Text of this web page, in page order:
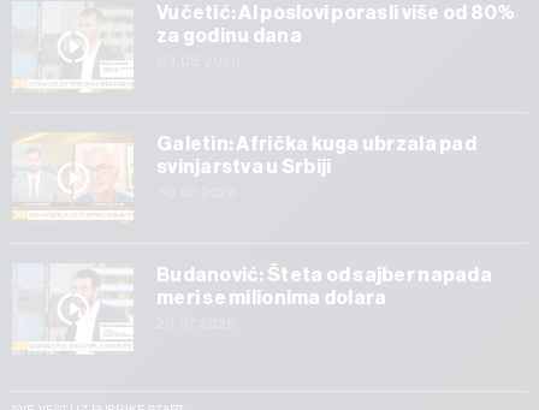
Vučetić: AI poslovi porasli više od 80%
za godinu dana
Galetin: Afrička kuga ubrzala pad
svinjarstva u Srbiji
Budanović: Šteta od sajber napada
meri se milionima dolara